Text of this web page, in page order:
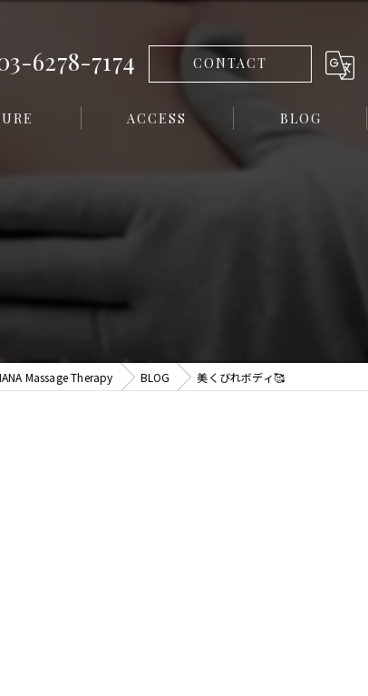
6278-7174 CONTACT
ACCESS BLOG
Massage Therapy BLOG 美くびれボディ🥰